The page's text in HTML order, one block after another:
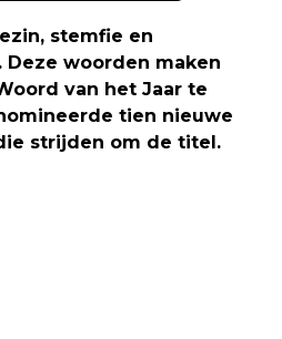
stemfie en
woorden maken
van het Jaar te
tien nieuwe
strijden om de titel.